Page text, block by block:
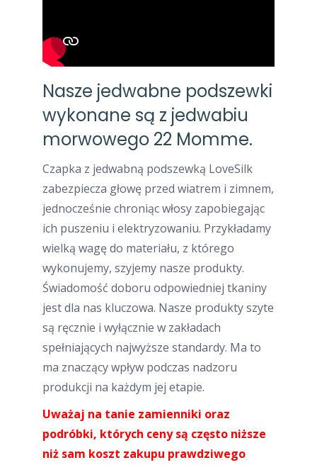
Nasze jedwabne podszewki
wykonane są z jedwabiu
morwowego 22 Momme.
Czapka z jedwabną podszewką LoveSilk
zabezpiecza głowę przed wiatrem i zimnem,
jednocześnie chroniąc włosy zapobiegając
ich puszeniu i elektryzowaniu. Przykładamy
wielką wagę do materiału, z którego
wykonujemy, szyjemy nasze produkty.
Świadomość doboru odpowiedniej tkaniny
jest dla nas kluczowa. Nasze produkty szyte
są ręcznie i wyłącznie w zakładach
spełniających najwyższe standardy. Ma to
ma znaczący wpływ podczas nadzoru
produkcji na każdym jej etapie.
Uważaj na tanie zamienniki oraz
podróbki, których ceny są często niższe
niż sam koszt zakupu prawdziwego